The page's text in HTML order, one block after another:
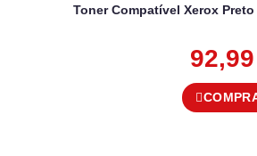
Toner Compatível Xerox Preto
92,99